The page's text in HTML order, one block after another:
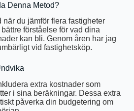
Denna Metod?
du jämför flera fastigheter
förståelse för vad dina
kan bli. Genom åren har jag
vid fastighetsköp.
extra kostnader som
i sina beräkningar. Dessa extra
påverka din budgetering om